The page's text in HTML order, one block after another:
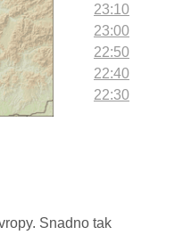
23:10
23:00
22:50
22:40
22:30
21:30
Snadno tak